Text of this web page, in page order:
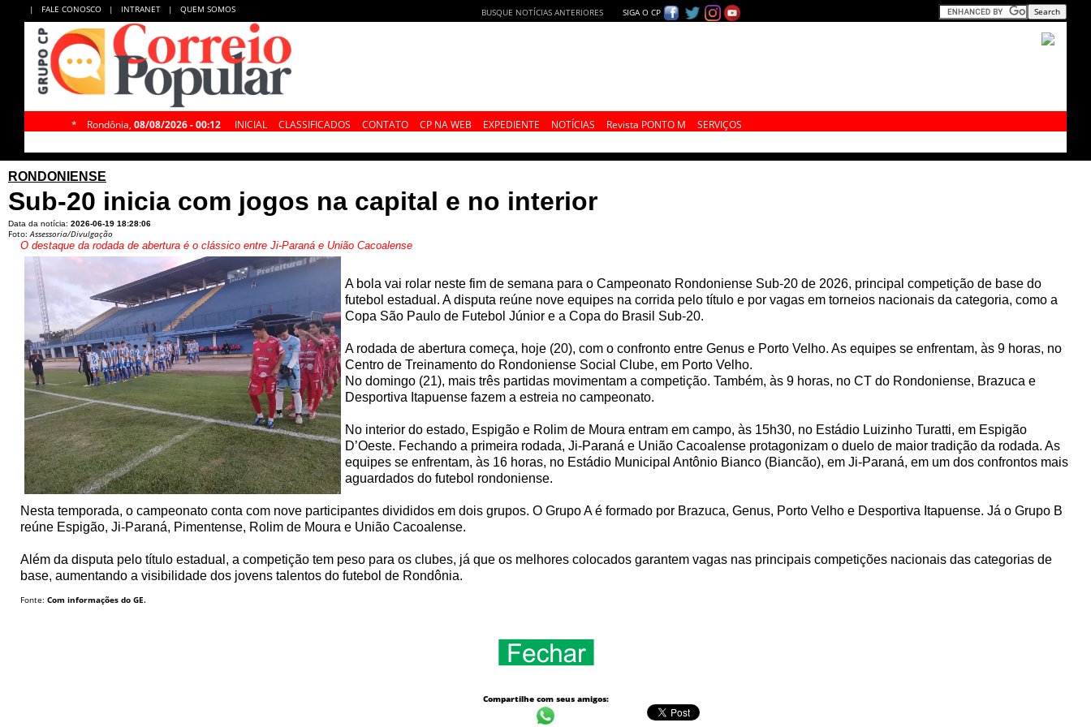
| FALE CONOSCO | INTRANET | QUEM SOMOS BUSQUE NOTÍCIAS ANTERIORES SIGA O CP
* Rondônia, 08/08/2026 - 00:12 INICIAL CLASSIFICADOS CONTATO CP NA WEB EXPEDIENTE NOTÍCIAS Revista PONTO M SERVIÇOS
RONDONIENSE
Sub-20 inicia com jogos na capital e no interior
Data da notícia: 2026-06-19 18:28:06
Foto:Assessoria/Divulgação
O destaque da rodada de abertura é o clássico entre Ji-Paraná e União Cacoalense
A bola vai rolar neste fim de semana para o Campeonato Rondoniense Sub-20 de 2026, principal competição de base do
futebol estadual. A disputa reúne nove equipes na corrida pelo título e por vagas em torneios nacionais da categoria, como a
Copa São Paulo de Futebol Júnior e a Copa do Brasil Sub-20.
A rodada de abertura começa, hoje (20), com o confronto entre Genus e Porto Velho. As equipes se enfrentam, às 9 horas, no
Centro de Treinamento do Rondoniense Social Clube, em Porto Velho.
No domingo (21), mais três partidas movimentam a competição. Também, às 9 horas, no CT do Rondoniense, Brazuca e
Desportiva Itapuense fazem a estreia no campeonato.
No interior do estado, Espigão e Rolim de Moura entram em campo, às 15h30, no Estádio Luizinho Turatti, em Espigão
D’Oeste. Fechando a primeira rodada, Ji-Paraná e União Cacoalense protagonizam o duelo de maior tradição da rodada. As
equipes se enfrentam, às 16 horas, no Estádio Municipal Antônio Bianco (Biancão), em Ji-Paraná, em um dos confrontos mais
aguardados do futebol rondoniense.
Nesta temporada, o campeonato conta com nove participantes divididos em dois grupos. O Grupo A é formado por Brazuca, Genus, Porto Velho e Desportiva Itapuense. Já o Grupo B
reúne Espigão, Ji-Paraná, Pimentense, Rolim de Moura e União Cacoalense.
Além da disputa pelo título estadual, a competição tem peso para os clubes, já que os melhores colocados garantem vagas nas principais competições nacionais das categorias de
base, aumentando a visibilidade dos jovens talentos do futebol de Rondônia.
Fonte: Com informações do GE.
Compartilhe com seus amigos: